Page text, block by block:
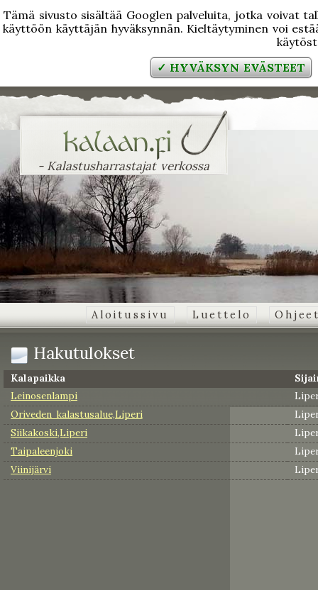
Tämä sivusto sisältää Googlen palveluita, jotka voivat
käyttöön käyttäjän hyväksynnän. Kieltäytyminen voi
✓ HYVÄKSYN EVÄSTEET
- Kalastusharrastajat verkossa
Aloitussivu Luettelo
Hakutulokset
Kalapaikka
Leinosenlampi
Oriveden kalastusalue,Liperi
Siikakoski,Liperi
Taipaleenjoki
Viinijärvi